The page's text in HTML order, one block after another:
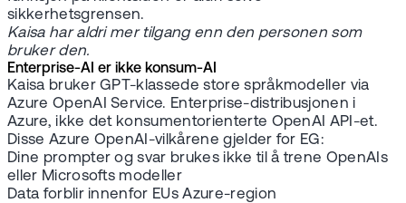
sikkerhetsgrensen.
Kaisa har aldri mer tilgang enn den personen som
bruker den.
Enterprise-AI er ikke konsum-AI
Kaisa bruker GPT-klassede store språkmodeller via
Azure OpenAI Service. Enterprise-distribusjonen i
Azure, ikke det konsumentorienterte OpenAI API-et.
Disse Azure OpenAI-vilkårene gjelder for EG:
Dine prompter og svar brukes ikke til å trene OpenAIs
eller Microsofts modeller
Data forblir innenfor EUs Azure-region